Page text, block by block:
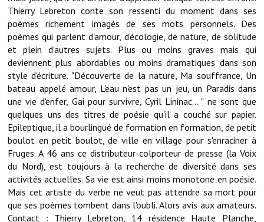
Projets et travaux en cours
Fêtes et manifestations
Numéros d'urgence
Terrains et maisons à vendre
VOTRE MAIRIE
Elus et agents
L'équipe municipale
Le personnel municipal
Les moyens financiers
Thierry Lebreton conte son ressenti du moment dans ses
poèmes richement imagés de ses mots personnels. Des
poèmes qui parlent d'amour, d'écologie, de nature, de solitude
et plein d'autres sujets. Plus ou moins graves mais qui
deviennent plus abordables ou moins dramatiques dans son
style d'écriture. "Découverte de la nature, Ma souffrance, Un
bateau appelé amour, L'eau n'est pas un jeu, un Paradis dans
une vie d'enfer, Gai pour survivre, Cyril Lininac... " ne sont que
quelques uns des titres de poésie qu'il a couché sur papier.
Epileptique, il a bourlingué de formation en formation, de petit
boulot en petit boulot, de ville en village pour s'enraciner à
Fruges. A 46 ans ce distributeur-colporteur de presse (la Voix
du Nord), est toujours à la recherche de diversité dans ses
activités actuelles. Sa vie est ainsi moins monotone en poésie.
Mais cet artiste du verbe ne veut pas attendre sa mort pour
que ses poèmes tombent dans l'oubli. Alors avis aux amateurs.
Contact : Thierry Lebreton, 14 résidence Haute Planche,